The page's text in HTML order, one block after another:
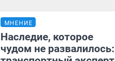
МНЕНИЕ
Наследие, которое
чудом не развалилось: